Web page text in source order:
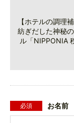
【ホテルの調理
紡ぎだした神秘
ル「NIPPONIA
お名前
必須